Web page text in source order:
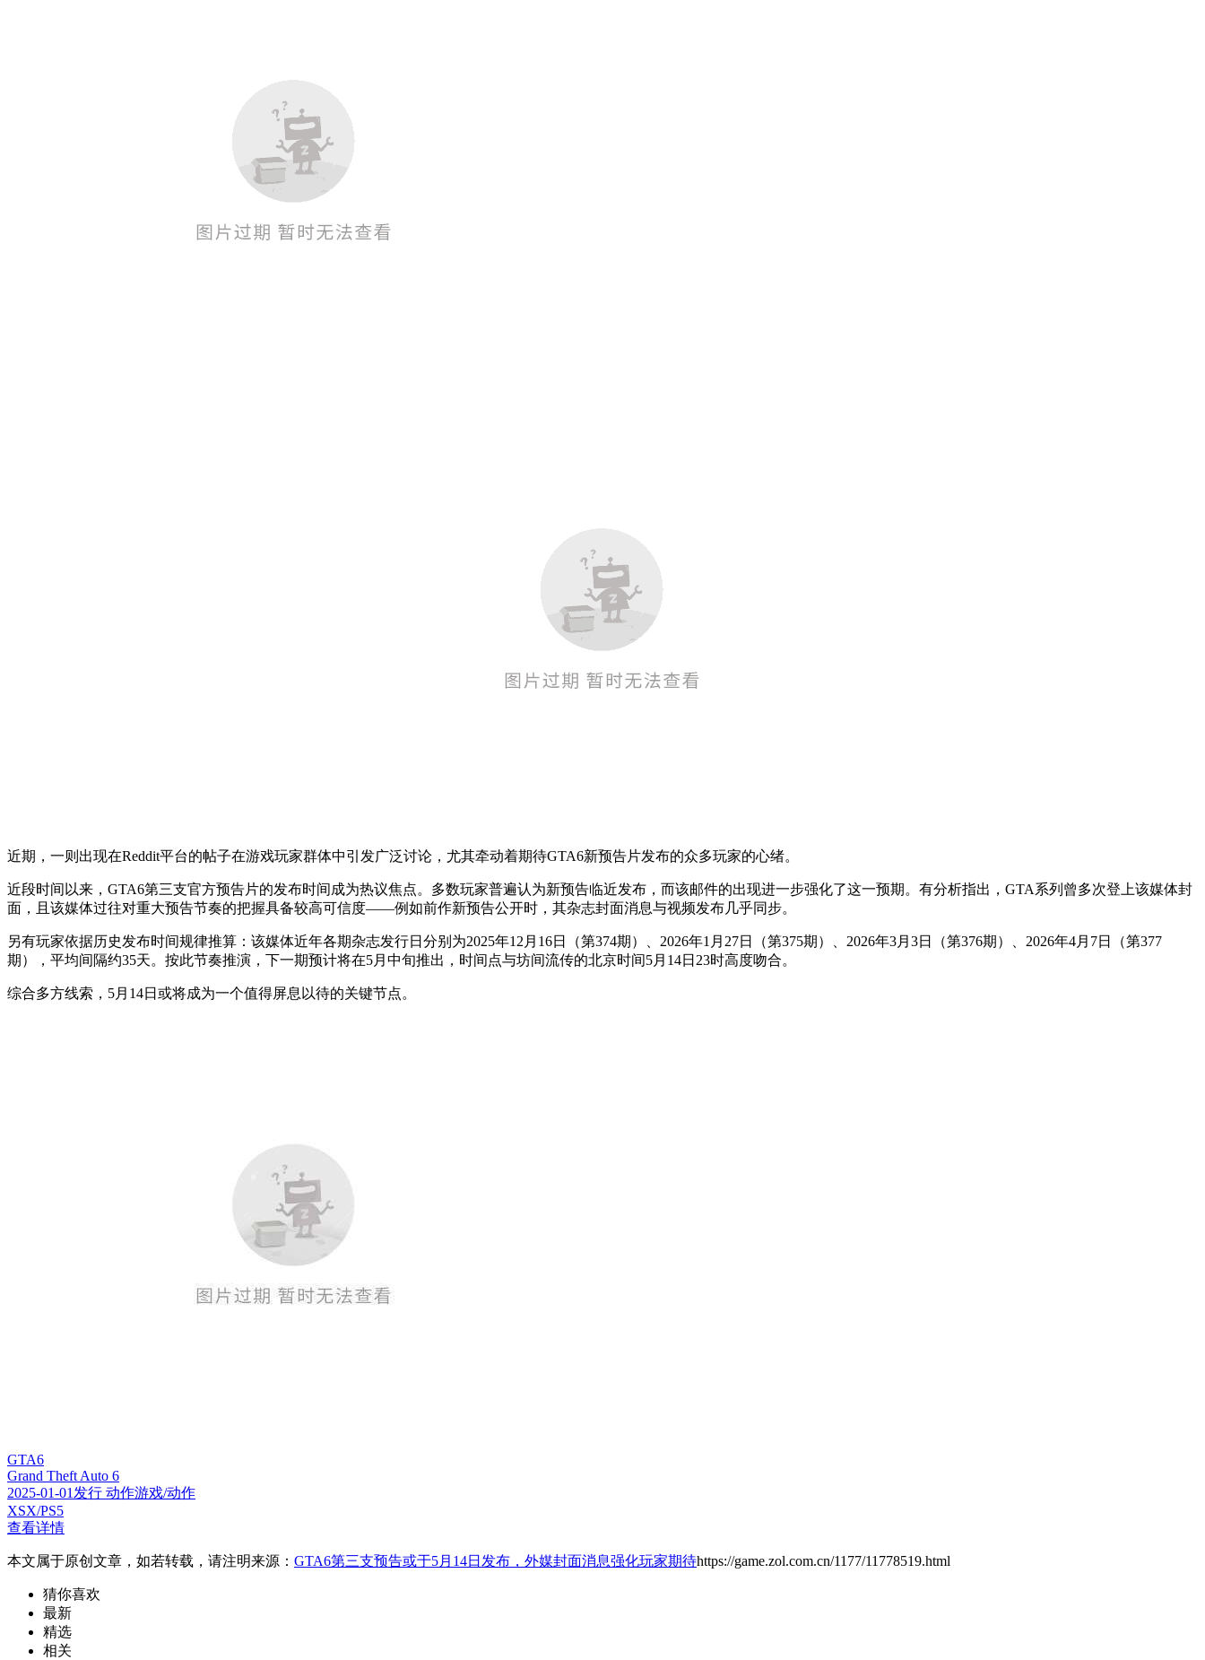
近期，一则出现在Reddit平台的帖子在游戏玩家群体中引发广泛讨论，尤其牵动着期待GTA6新预告片发布的众多玩家的心绪。
近段时间以来，GTA6第三支官方预告片的发布时间成为热议焦点。多数玩家普遍认为新预告临近发布，而该邮件的出现进一步强化了这一预期。有分析指出，GTA系列曾多次登上该媒体封
面，且该媒体过往对重大预告节奏的把握具备较高可信度——例如前作新预告公开时，其杂志封面消息与视频发布几乎同步。
另有玩家依据历史发布时间规律推算：该媒体近年各期杂志发行日分别为2025年12月16日（第374期）、2026年1月27日（第375期）、2026年3月3日（第376期）、2026年4月7日（第377
期），平均间隔约35天。按此节奏推演，下一期预计将在5月中旬推出，时间点与坊间流传的北京时间5月14日23时高度吻合。
综合多方线索，5月14日或将成为一个值得屏息以待的关键节点。
GTA6
Grand Theft Auto 6
2025-01-01发行 动作游戏/动作
XSX/PS5
查看详情
本文属于原创文章，如若转载，请注明来源： GTA6第三支预告或于5月14日发布，外媒封面消息强化玩家期待https://game.zol.com.cn/1177/11778519.html
猜你喜欢
最新
精选
相关